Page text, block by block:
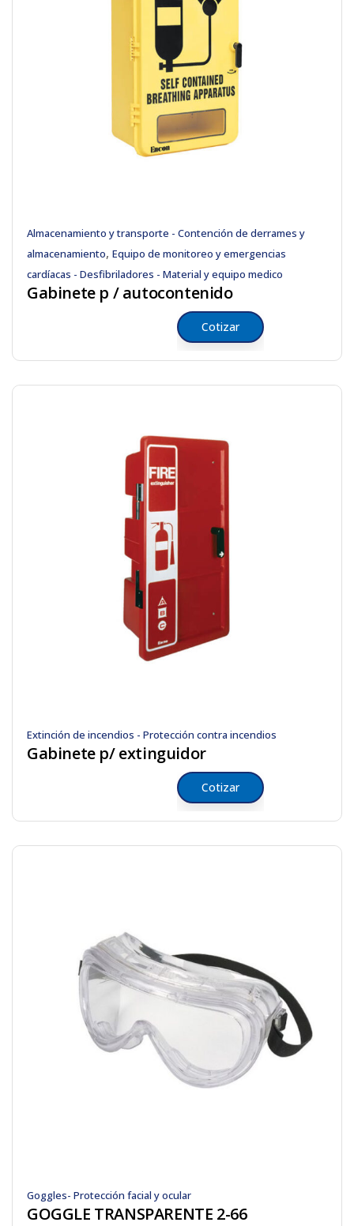
Almacenamiento y transporte - Contención de derrames y
almacenamiento, Equipo de monitoreo y emergencias
cardíacas - Desfibriladores - Material y equipo medico
Gabinete p / autocontenido
Cotizar
Extinción de incendios - Protección contra incendios
Gabinete p/ extinguidor
Cotizar
Goggles- Protección facial y ocular
GOGGLE TRANSPARENTE 2-66